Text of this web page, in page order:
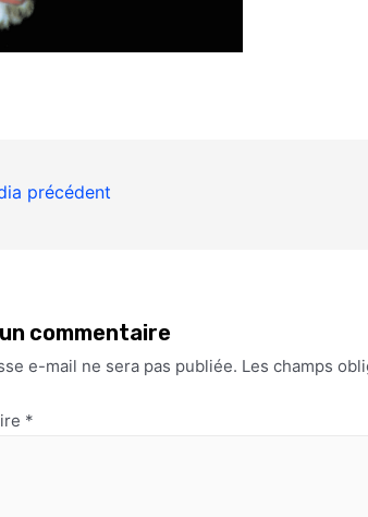
précédent
commentaire
e-mail ne sera pas publiée. Les champs
*